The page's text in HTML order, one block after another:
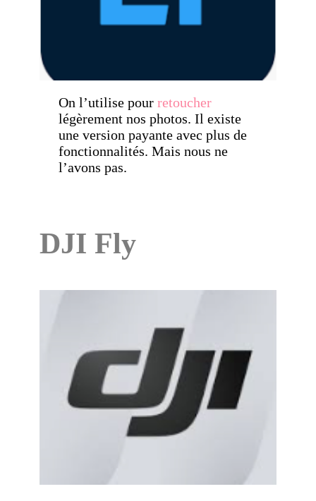
On l’utilise pour retoucher
légèrement nos photos. Il existe
une version payante avec plus de
fonctionnalités. Mais nous ne
l’avons pas.
DJI Fly